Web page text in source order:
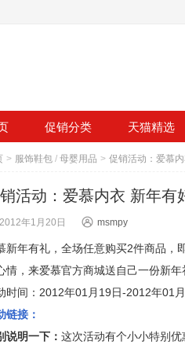
促销分类 天猫精选
> 服饰鞋包 / 母婴用品 >
活动：爱慕内衣 新年有
2012年1月20日 msmpy
新年有礼，全场任意购买2件商品，
情，来爱慕官方商城送自己一份新年
时间：2012年01月19日-2012年01
链接：
说明一下： 这次活动有个小小特别优